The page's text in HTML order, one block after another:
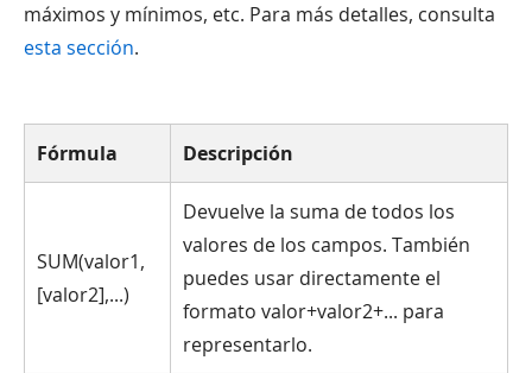
máximos y mínimos, etc. Para más detalles, consulta
esta sección.
Fórmula Descripción
SUM(valor1,
[valor2],...)
Devuelve la suma de todos los
valores de los campos. También
puedes usar directamente el
formato valor+valor2+... para
representarlo.